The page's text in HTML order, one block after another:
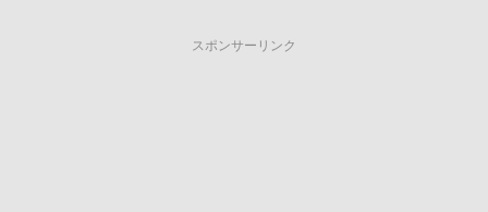
スポンサーリンク